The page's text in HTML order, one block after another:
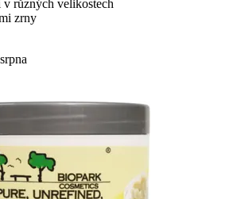
různých velikostech
zrny